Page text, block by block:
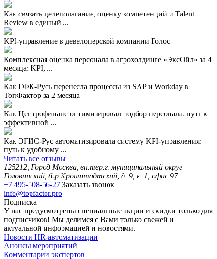
Как связать целеполагание, оценку компетенций и Talent
Review в единый ...
KPI-управление в девелоперской компании Голос
Комплексная оценка персонала в агрохолдинге «ЭксОйл» за 4
месяца: KPI, ...
Как ГФК-Русь перенесла процессы из SAP и Workday в
ТопФактор за 2 месяца
Как Центрофинанс оптимизировал подбор персонала: путь к
эффективной ...
Как ЭГИС-Рус автоматизировала систему KPI-управления:
путь к удобному ...
Читать все отзывы
125212, Город Москва, вн.тер.г. муниципальный округ
Головинский, б-р Кронштадтский, д. 9, к. 1, офис 97
+7 495-508-56-27 Заказать звонок
info@topfactor.pro
Подписка
У нас предусмотрены специальные акции и скидки только для
подписчиков! Мы делимся с Вами только свежей и
актуальной информацией и новостями.
Новости HR-автоматизации
Анонсы мероприятий
Комментарии экспертов